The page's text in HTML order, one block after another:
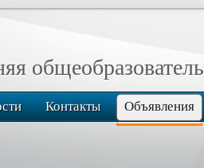
Контакты Объявления